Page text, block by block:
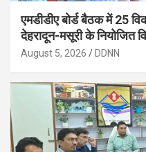
एमडीडीए बोर्ड बैठक में 25
देहरादून-मसूरी के नियोजित
August 5, 2026 DDNN